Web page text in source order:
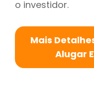
o investidor.
Mais
Alugar